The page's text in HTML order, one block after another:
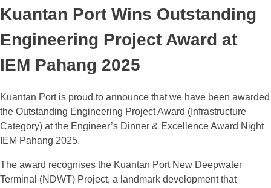
Kuantan Port Wins Outstanding
Engineering Project Award at
IEM Pahang 2025
Kuantan Port is proud to announce that we have been awarded
the Outstanding Engineering Project Award (Infrastructure
Category) at the Engineer’s Dinner & Excellence Award Night
IEM Pahang 2025.
The award recognises the Kuantan Port New Deepwater
Terminal (NDWT) Project, a landmark development that